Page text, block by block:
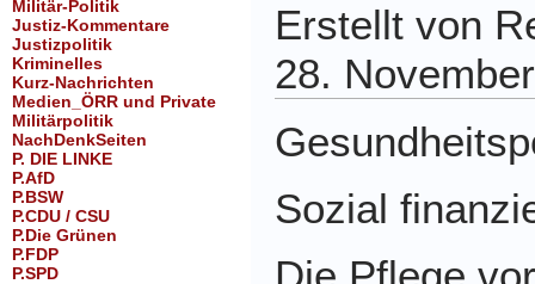
Militär-Politik
Justiz-Kommentare
Justizpolitik
Kriminelles
Kurz-Nachrichten
Medien_ÖRR und Private
Militärpolitik
NachDenkSeiten
P. DIE LINKE
P.AfD
P.BSW
P.CDU / CSU
P.Die Grünen
P.FDP
P.SPD
Erstellt von
28.
Sozial